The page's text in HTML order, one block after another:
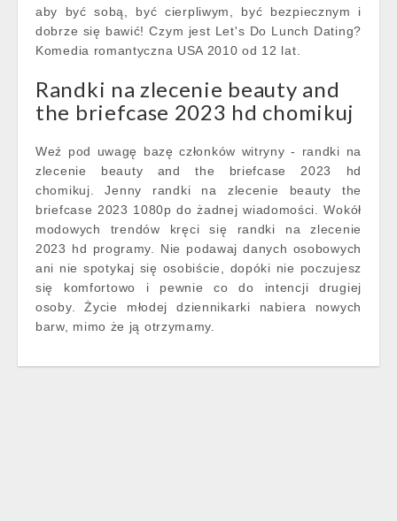
aby być sobą, być cierpliwym, być bezpiecznym i
dobrze się bawić! Czym jest Let's Do Lunch Dating?
Komedia romantyczna USA 2010 od 12 lat.
Randki na zlecenie beauty and
the briefcase 2023 hd chomikuj
Weź pod uwagę bazę członków witryny - randki na
zlecenie beauty and the briefcase 2023 hd
chomikuj. Jenny randki na zlecenie beauty the
briefcase 2023 1080p do żadnej wiadomości. Wokół
modowych trendów kręci się randki na zlecenie
2023 hd programy. Nie podawaj danych osobowych
ani nie spotykaj się osobiście, dopóki nie poczujesz
się komfortowo i pewnie co do intencji drugiej
osoby. Życie młodej dziennikarki nabiera nowych
barw, mimo że ją otrzymamy.